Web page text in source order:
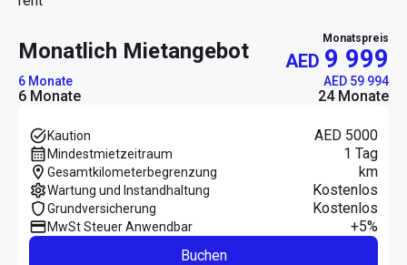
monatlich Mietangebot Monatspreis
AED 9 999
6 Monate AED 59 994
6 Monate 24 Monate
Kaution AED 5000
Mindestmietzeitraum 1 Tag
Gesamtkilometerbegrenzung km
Wartung und Instandhaltung Kostenlos
Grundversicherung Kostenlos
MwSt Steuer Anwendbar
+5%
Buchen